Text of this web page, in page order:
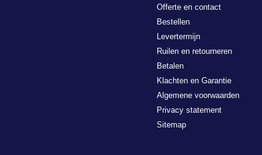
Offerte en contact
Bestellen
Levertermijn
Ruilen en retourneren
Betalen
Klachten en Garantie
Algemene voorwaarden
Privacy statement
Sitemap